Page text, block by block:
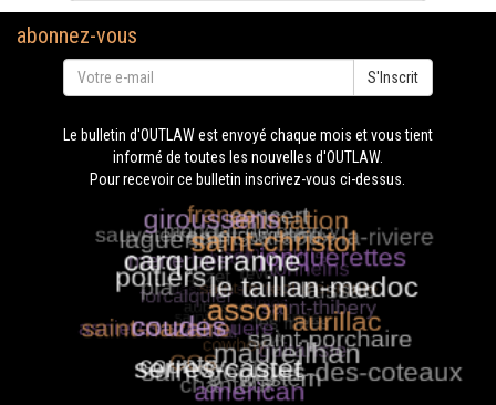
abonnez-vous
S'Inscrit
Le bulletin d'OUTLAW est envoyé chaque mois et vous tient
informé de toutes les nouvelles d'OUTLAW.
Pour recevoir ce bulletin inscrivez-vous ci-dessus.